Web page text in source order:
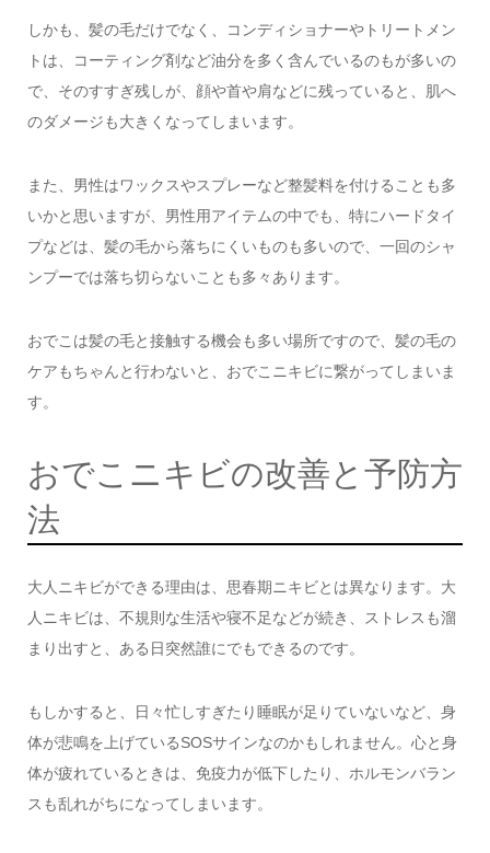
しかも、髪の毛だけでなく、コンディショナーやトリートメン
トは、コーティング剤など油分を多く含んでいるのもが多いの
で、そのすすぎ残しが、顔や首や肩などに残っていると、肌へ
のダメージも大きくなってしまいます。
また、男性はワックスやスプレーなど整髪料を付けることも多
いかと思いますが、男性用アイテムの中でも、特にハードタイ
プなどは、髪の毛から落ちにくいものも多いので、一回のシャ
ンプーでは落ち切らないことも多々あります。
おでこは髪の毛と接触する機会も多い場所ですので、髪の毛の
ケアもちゃんと行わないと、おでこニキビに繋がってしまいま
す。
おでこニキビの改善と予防方
法
大人ニキビができる理由は、思春期ニキビとは異なります。大
人ニキビは、不規則な生活や寝不足などが続き、ストレスも溜
まり出すと、ある日突然誰にでもできるのです。
もしかすると、日々忙しすぎたり睡眠が足りていないなど、身
体が悲鳴を上げているSOSサインなのかもしれません。心と身
体が疲れているときは、免疫力が低下したり、ホルモンバラン
スも乱れがちになってしまいます。